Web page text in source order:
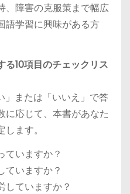
、障害の克服策まで幅広
語学習に興味がある方
10項目のチェックリス
」または「いいえ」で答
に応じて、本書があなた
ます。
ていますか？
ていますか？
していますか？